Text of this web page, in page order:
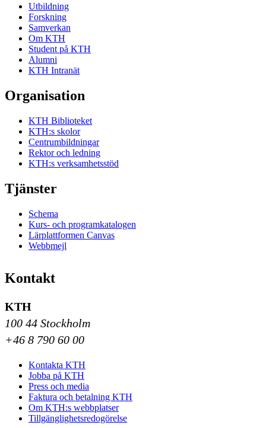
Utbildning
Forskning
Samverkan
Om KTH
Student på KTH
Alumni
KTH Intranät
Organisation
KTH Biblioteket
KTH:s skolor
Centrumbildningar
Rektor och ledning
KTH:s verksamhetsstöd
Tjänster
Schema
Kurs- och programkatalogen
Lärplattformen Canvas
Webbmejl
Kontakt
KTH
100 44 Stockholm
+46 8 790 60 00
Kontakta KTH
Jobba på KTH
Press och media
Faktura och betalning KTH
Om KTH:s webbplatser
Tillgänglighetsredogörelse